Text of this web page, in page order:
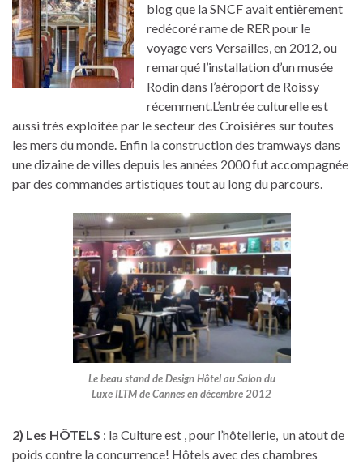
blog que la SNCF avait entièrement
redécoré rame de RER pour le
voyage vers Versailles, en 2012, ou
remarqué l’installation d’un musée
Rodin dans l’aéroport de Roissy
récemment.L’entrée culturelle est
aussi très exploitée par le secteur des Croisières sur toutes
les mers du monde. Enfin la construction des tramways dans
une dizaine de villes depuis les années 2000 fut accompagnée
par des commandes artistiques tout au long du parcours.
Le beau stand de Design Hôtel au Salon du
Luxe ILTM de Cannes en décembre 2012
2) Les HÔTELS : la Culture est , pour l’hôtellerie, un atout de
poids contre la concurrence! Hôtels avec des chambres